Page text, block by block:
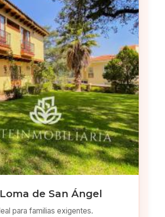
de San Ángel
para familias exigentes.